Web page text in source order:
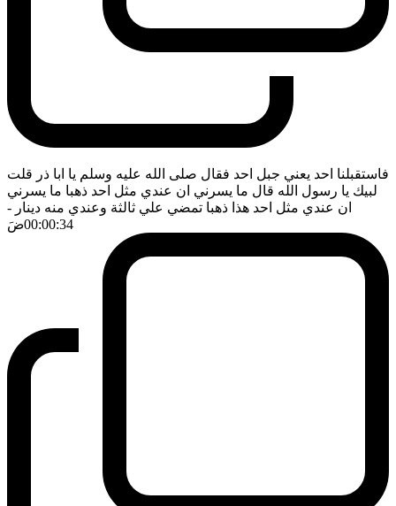
فاستقبلنا احد يعني جبل احد فقال صلى الله عليه وسلم يا ابا ذر قلت
لبيك يا رسول الله قال ما يسرني ان عندي مثل احد ذهبا ما يسرني
ان عندي مثل احد هذا ذهبا تمضي علي ثالثة وعندي منه دينار -
00:00:34ضَ